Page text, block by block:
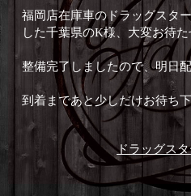
福岡店在庫車のドラッグスタ
した千葉県のK様、大変お待
整備完了しましたので、明日
到着まであと少しだけお待ち
ドラッグス